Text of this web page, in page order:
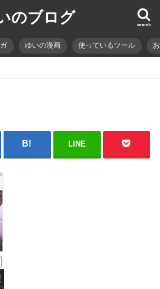
のブログ search
ゆいの漫画 使っているツール
LINE